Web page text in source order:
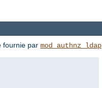
fournie par mod_authnz_ldap